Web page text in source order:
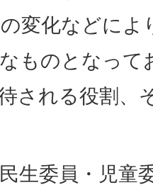
変化などによ
ものとなって
される役割、
生委員・児童